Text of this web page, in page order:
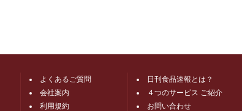
よくあるご質問
会社案内
利用規約
日刊食品速報とは？
４つのサービス ご紹介
お問い合わせ